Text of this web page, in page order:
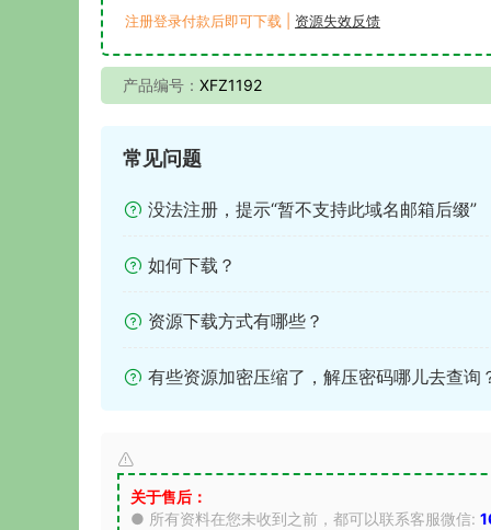
注册登录付款后即可下载 | 资源失效反馈
产品编号： XFZ1192
常见问题
没法注册，提示“暂不支持此域名邮箱后缀”
如何下载？
资源下载方式有哪些？
有些资源加密压缩了，解压密码哪儿去查询
关于售后：
● 所有资料在您未收到之前，都可以联系客服微信: